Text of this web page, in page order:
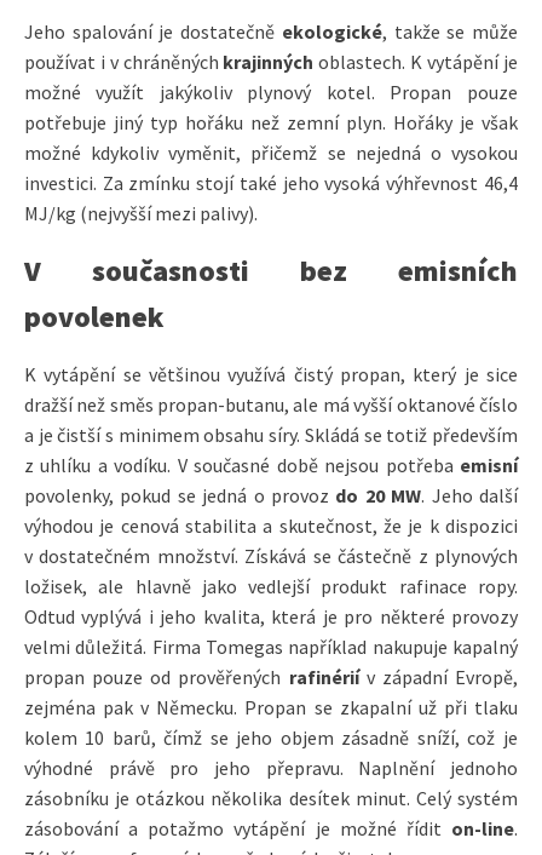
Jeho spalování je dostatečně ekologické, takže se může
používat i v chráněných krajinných oblastech. K vytápění je
možné využít jakýkoliv plynový kotel. Propan pouze
potřebuje jiný typ hořáku než zemní plyn. Hořáky je však
možné kdykoliv vyměnit, přičemž se nejedná o vysokou
investici. Za zmínku stojí také jeho vysoká výhřevnost 46,4
MJ/kg (nejvyšší mezi palivy).
V současnosti bez emisních
povolenek
K vytápění se většinou využívá čistý propan, který je sice
dražší než směs propan-butanu, ale má vyšší oktanové číslo
a je čistší s minimem obsahu síry. Skládá se totiž především
z uhlíku a vodíku. V současné době nejsou potřeba emisní
povolenky, pokud se jedná o provoz do 20 MW. Jeho další
výhodou je cenová stabilita a skutečnost, že je k dispozici
v dostatečném množství. Získává se částečně z plynových
ložisek, ale hlavně jako vedlejší produkt rafinace ropy.
Odtud vyplývá i jeho kvalita, která je pro některé provozy
velmi důležitá. Firma Tomegas například nakupuje kapalný
propan pouze od prověřených rafinérií v západní Evropě,
zejména pak v Německu. Propan se zkapalní už při tlaku
kolem 10 barů, čímž se jeho objem zásadně sníží, což je
výhodné právě pro jeho přepravu. Naplnění jednoho
zásobníku je otázkou několika desítek minut. Celý systém
zásobování a potažmo vytápění je možné řídit on-line.